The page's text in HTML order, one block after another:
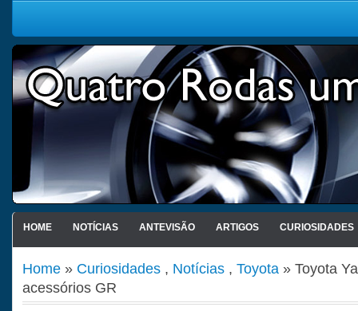
HOME NOTÍCIAS ANTEVISÃO ARTIGOS CURIOSIDADES
Home » Curiosidades , Notícias , Toyota » Toyota
acessórios GR